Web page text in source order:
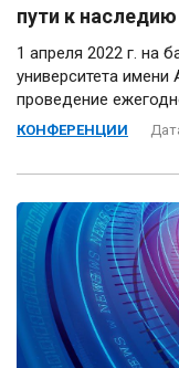
пути к
1 апреля 2022 г. на
университета имени
проведение
КОНФЕРЕНЦИИ